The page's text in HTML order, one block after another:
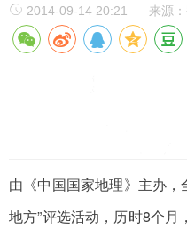
2014-09-14 20:21
来源
由《中国国家地理》主办
地方”评选活动，历时8个